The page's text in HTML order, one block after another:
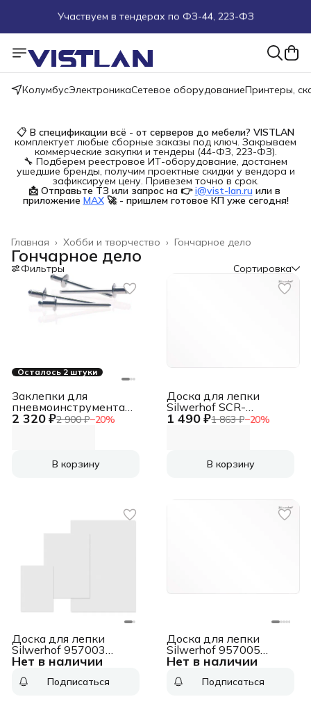
Пуско-наладочные работы
Пришлите запрос на e-mail или в чат
Более 100 000 позиций в наличии и под заказ
КолумбусЭлектроникаСетевое оборудованиеПринтеры,
📋 В спецификации всё - от серверов до мебели? VISTLAN
комплектует любые сборные заказы под ключ. Закрываем
коммерческие закупки и тендеры (44-ФЗ, 223-ФЗ).
🔧 Подберем реестровое ИТ-оборудование, достанем
ушедшие бренды, получим проектные скидки у вендора и
зафиксируем цену. Привезем точно в срок.
📩 Отправьте ТЗ или запрос на 👉 i@vist-lan.ru или в
приложение MAX 🚀 - пришлем готовое КП уже сегодня!
Гончарное дело
Хобби и творчество ›
Главная ›
Гончарное дело
Фильтры Сортировка
Осталось 2 штуки
2 320 ₽2 900 ₽−20%
Заклепки для
пневмоинструмента
Fubag 140141
В корзину
1 490 ₽1 863 ₽−20%
Доска для лепки
Silwerhof SCR-
BORDA5WH Create
В корзину
Нет в наличии
Доска для лепки
Silwerhof 957003
прямоугольная A5
Подписаться
Нет в наличии
Доска для лепки
Silwerhof 957005
прямоугольная A3
Подписаться